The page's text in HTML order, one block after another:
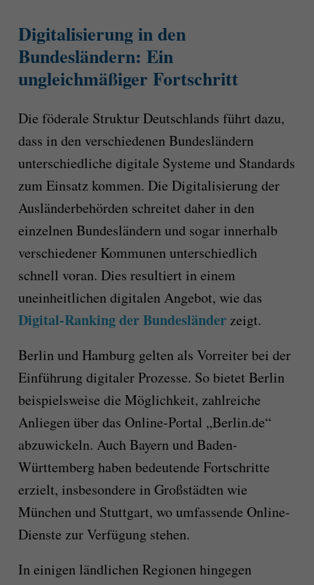
Digitalisierung in den
Bundesländern: Ein
ungleichmäßiger Fortschritt
Die föderale Struktur Deutschlands führt dazu,
dass in den verschiedenen Bundesländern
unterschiedliche digitale Systeme und Standards
zum Einsatz kommen. Die Digitalisierung der
Ausländerbehörden schreitet daher in den
einzelnen Bundesländern und sogar innerhalb
verschiedener Kommunen unterschiedlich
schnell voran. Dies resultiert in einem
uneinheitlichen digitalen Angebot, wie das
Digital-Ranking der Bundesländerzeigt.
Berlin und Hamburg gelten als Vorreiter bei der
Einführung digitaler Prozesse. So bietet Berlin
beispielsweise die Möglichkeit, zahlreiche
Anliegen über das Online-Portal „Berlin.de“
abzuwickeln. Auch Bayern und Baden-
Württemberg haben bedeutende Fortschritte
erzielt, insbesondere in Großstädten wie
München und Stuttgart, wo umfassende Online-
Dienste zur Verfügung stehen.
In einigen ländlichen Regionen hingegen